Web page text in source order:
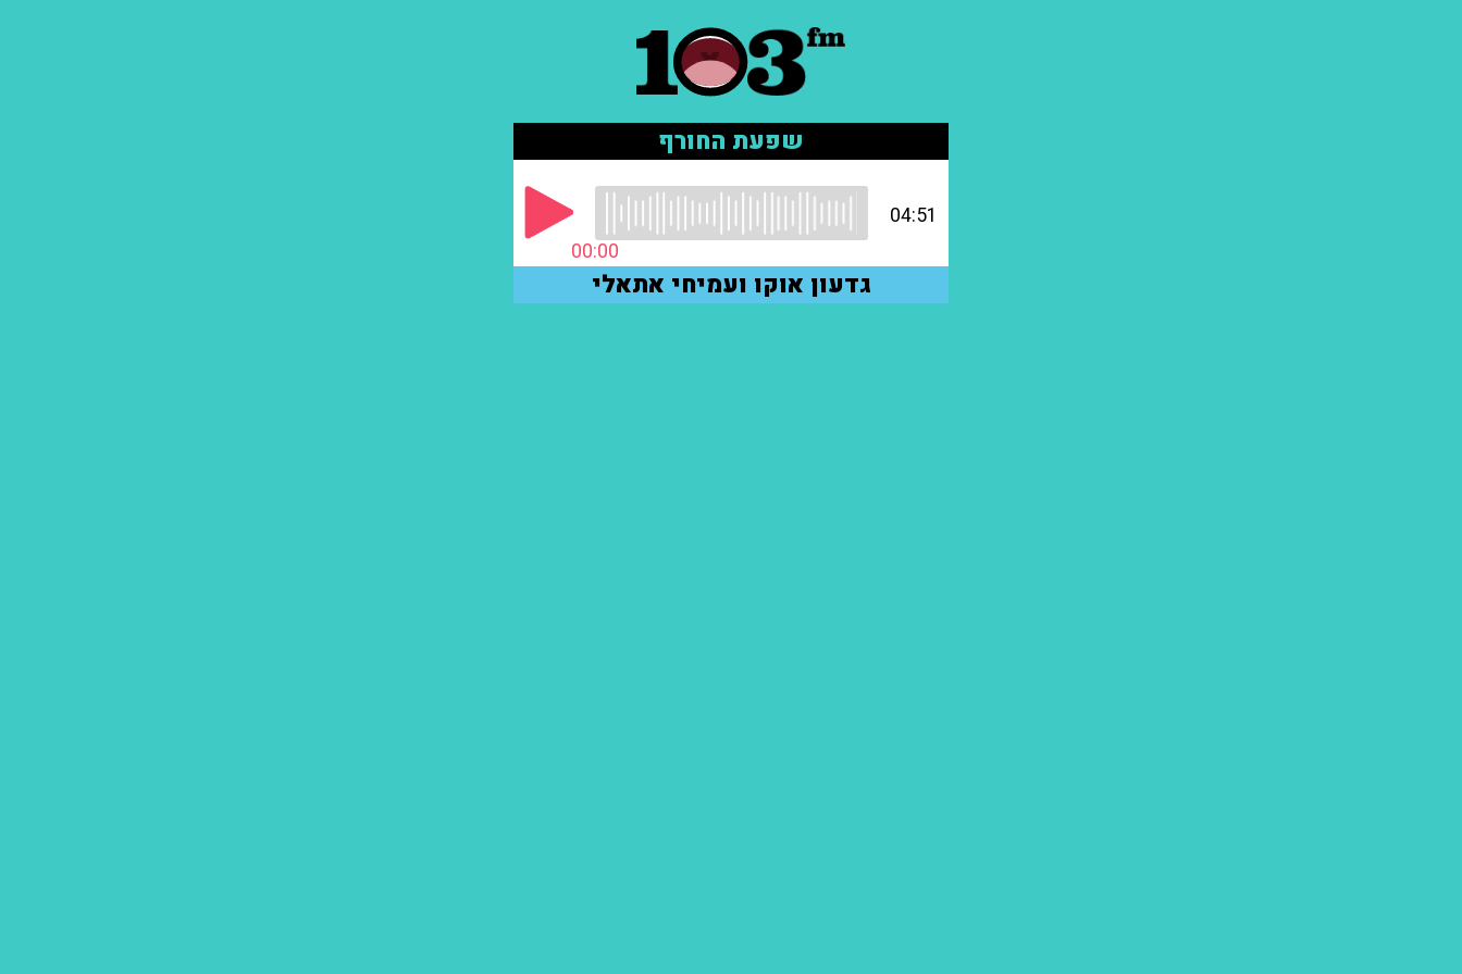
שפעת החורף
00:00
04:51
גדעון אוקו ועמיחי אתאלי